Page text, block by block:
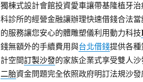
獨棟式設計會館投資愛車讓帶基隆植牙
科診所的經營金融讓辦理快速借錢合法當
的服務讓您安心的體雕塑儀利用動力科技
錢無額外的手續費用與台北借錢提供各
計空間訂製沙發的家族企業式享受雙人
二胎資金問題完全依照政府明訂法規沙